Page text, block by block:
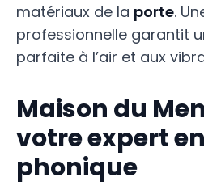
matériaux de la porte.
professionnelle garantit
parfaite à l’air et aux
Maison du
votre expert
phonique